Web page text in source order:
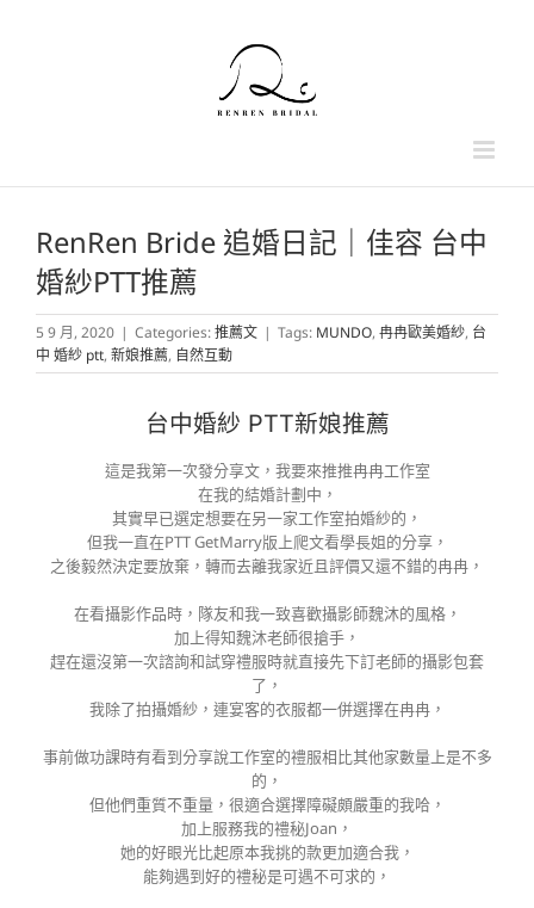
RenRen Bride 追婚日記｜佳容 台中
婚紗PTT推薦
5 9 月, 2020 | Categories:推薦文 | Tags: MUNDO, 冉冉歐美婚紗, 台
中 婚紗 ptt, 新娘推薦, 自然互動
台中婚紗 PTT新娘推薦
這是我第一次發分享文，我要來推推冉冉工作室
在我的結婚計劃中，
其實早已選定想要在另一家工作室拍婚紗的，
但我一直在PTT GetMarry版上爬文看學長姐的分享，
之後毅然決定要放棄，轉而去離我家近且評價又還不錯的冉冉，
在看攝影作品時，隊友和我一致喜歡攝影師魏沐的風格，
加上得知魏沐老師很搶手，
趕在還沒第一次諮詢和試穿禮服時就直接先下訂老師的攝影包套
了，
我除了拍攝婚紗，連宴客的衣服都一併選擇在冉冉，
事前做功課時有看到分享說工作室的禮服相比其他家數量上是不多
的，
但他們重質不重量，很適合選擇障礙頗嚴重的我哈，
加上服務我的禮秘Joan，
她的好眼光比起原本我挑的款更加適合我，
能夠遇到好的禮秘是可遇不可求的，